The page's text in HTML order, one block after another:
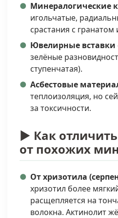
Минералогические
игольчатые,
срастания с
Ювелирные вставки
зелёные
ступенчатая).
Асбестовые
теплоизоляция, но
за токсичности.
► Как
от похожих
От хризотила
хризотил более
расщепляется на
волокна. Актинолит